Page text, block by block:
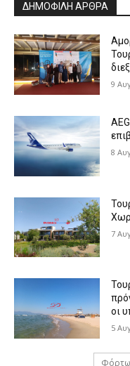
ΔΗΜΟΦΙΛΗ ΑΡΘΡΑ
9
8
7
οι
5